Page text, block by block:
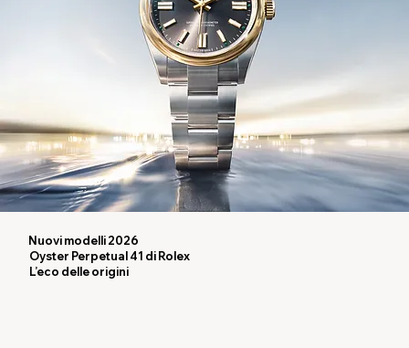
Nuovi modelli 2026
Oyster Perpetual 41 di Rolex
L’eco delle origini